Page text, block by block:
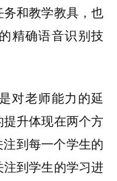
和教学教具，也
精确语音识别技
对老师能力的延
升体现在两个方
到每一个学生的
到学生的学习进